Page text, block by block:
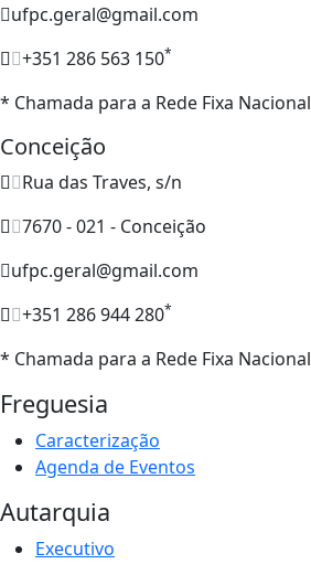
ufpc.geral@gmail.com
+351 286 563 150*
* Chamada para a Rede Fixa Nacional
Conceição
Rua das Traves, s/n
7670 - 021 - Conceição
ufpc.geral@gmail.com
+351 286 944 280*
* Chamada para a Rede Fixa Nacional
Freguesia
Caracterização
Agenda de Eventos
Autarquia
Executivo